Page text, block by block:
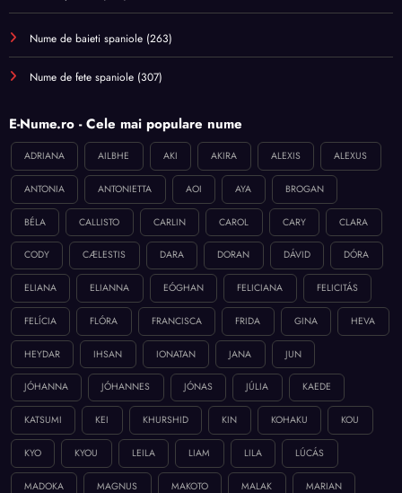
Nume de baieti spaniole (263)
Nume de fete spaniole (307)
E-Nume.ro - Cele mai populare nume
ADRIANA AILBHE AKI AKIRA ALEXIS ALEXUS
ANTONIA ANTONIETTA AOI AYA BROGAN
BÉLA CALLISTO CARLIN CAROL CARY CLARA
CODY CÆLESTIS DARA DORAN DÁVID DÓRA
ELIANA ELIANNA EÓGHAN FELICIANA FELICITÁS
FELÍCIA FLÓRA FRANCISCA FRIDA GINA HEVA
HEYDAR IHSAN IONATAN JANA JUN
JÓHANNA JÓHANNES JÓNAS JÚLIA KAEDE
KATSUMI KEI KHURSHID KIN KOHAKU KOU
KYO KYOU LEILA LIAM LILA LÚCÁS
MADOKA MAGNUS MAKOTO MALAK MARIAN